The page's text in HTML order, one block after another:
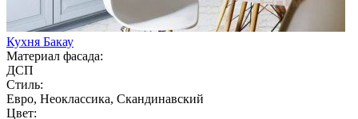
Кухня Бакау
Материал фасада:
ДСП
Стиль:
Евро, Неоклассика, Скандинавский
Цвет: